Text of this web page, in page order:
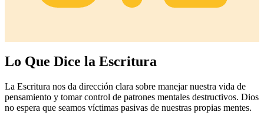
Lo Que Dice la Escritura
La Escritura nos da dirección clara sobre manejar nuestra vida de
pensamiento y tomar control de patrones mentales destructivos. Dios
no espera que seamos víctimas pasivas de nuestras propias mentes.